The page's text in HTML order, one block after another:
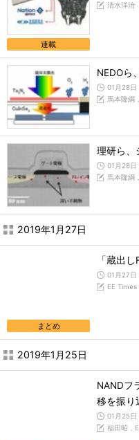
連載
清水洋治
NEDOら
01月28日
馬本隆綱
理研ら、
01月28
馬本隆綱
2019年1月27日
まとめ
「蔵出
01月27日
EE
2019年1月25日
NANDフ
移を振り
01月25日
福田昭，